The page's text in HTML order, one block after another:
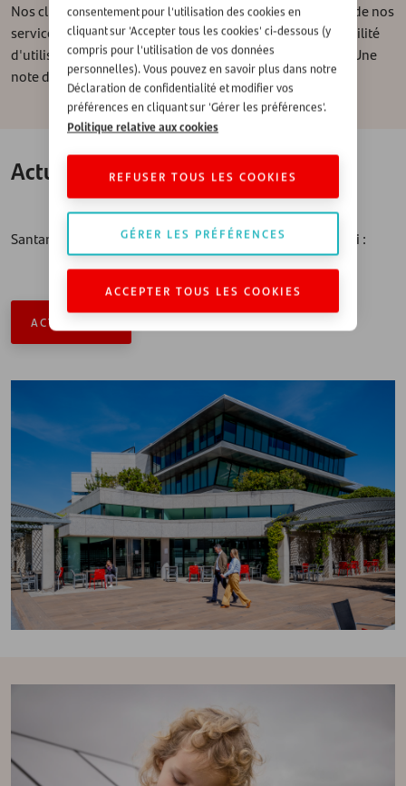
Nos clients nous ont attribué la note de 8 pour la qualité de nos
services. Ce sont notamment notre relation client et la facilité
d'utilisation de nos services qui ont été le mieux notées. Une
note dont nous pouvons être très fiers !
Actualités
Santander dans l'actualité. Pour en savoir plus, cliquez ici :
ACTUALITÉS
consentement pour l'utilisation des cookies en
cliquant sur 'Accepter tous les cookies' ci-dessous (y
compris pour l'utilisation de vos données
personnelles). Vous pouvez en savoir plus dans notre
Déclaration de confidentialité et modifier vos
préférences en cliquant sur 'Gérer les préférences'.
Politique relative aux cookies
REFUSER TOUS LES COOKIES
GÉRER LES PRÉFÉRENCES
ACCEPTER TOUS LES COOKIES